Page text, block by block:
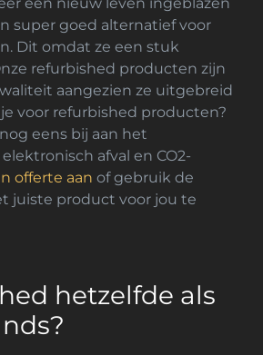
super goed alternatief voor
Dit omdat ze een stuk
refurbished producten zijn
aangezien ze uitgebreid
voor refurbished producten?
eens bij aan het
afval en CO2-
offerte aan of gebruik de
juiste product voor jou te
hetzelfde als